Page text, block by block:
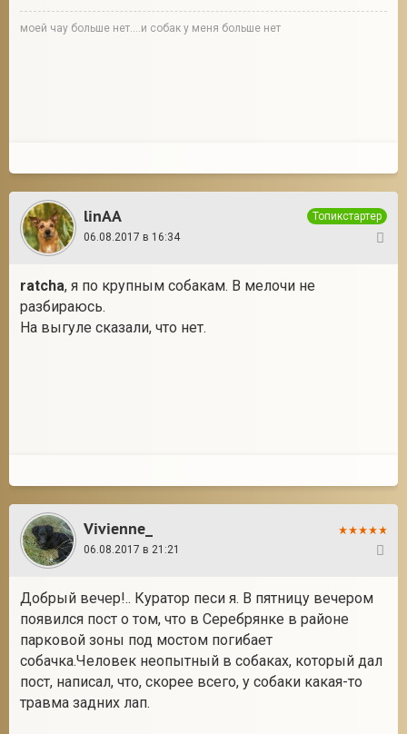
моей чау больше нет....и собак у меня больше нет
linAA
Топикстартер
06.08.2017 в 16:34
ratcha, я по крупным собакам. В мелочи не
разбираюсь.
На выгуле сказали, что нет.
Vivienne_
06.08.2017 в 21:21
Добрый вечер!.. Куратор песи я. В пятницу вечером
появился пост о том, что в Серебрянке в районе
парковой зоны под мостом погибает
собачка.Человек неопытный в собаках, который дал
пост, написал, что, скорее всего, у собаки какая-то
травма задних лап.